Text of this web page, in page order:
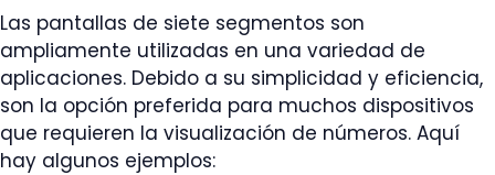
Las pantallas de siete segmentos son
ampliamente utilizadas en una variedad de
aplicaciones. Debido a su simplicidad y eficiencia,
son la opción preferida para muchos dispositivos
que requieren la visualización de números. Aquí
hay algunos ejemplos: